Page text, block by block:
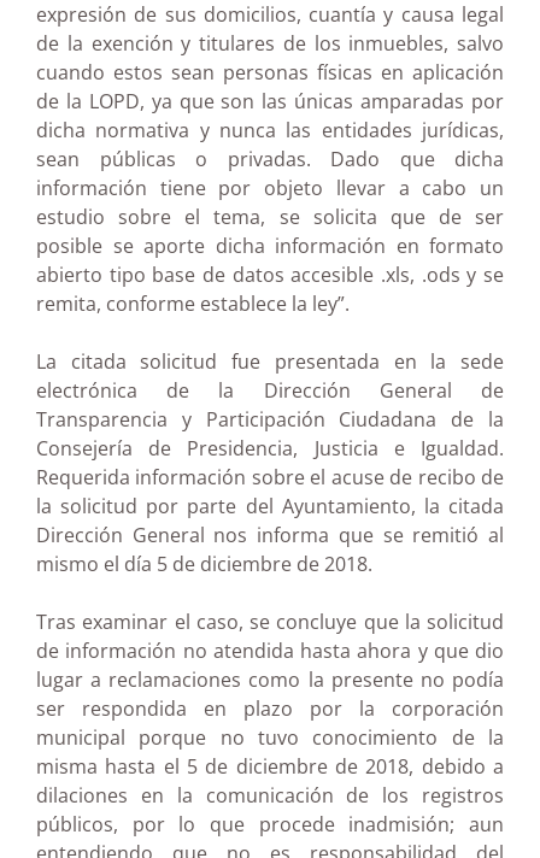
expresión de sus domicilios, cuantía y causa legal
de la exención y titulares de los inmuebles, salvo
cuando estos sean personas físicas en aplicación
de la LOPD, ya que son las únicas amparadas por
dicha normativa y nunca las entidades jurídicas,
sean públicas o privadas. Dado que dicha
información tiene por objeto llevar a cabo un
estudio sobre el tema, se solicita que de ser
posible se aporte dicha información en formato
abierto tipo base de datos accesible .xls, .ods y se
remita, conforme establece la ley”.
La citada solicitud fue presentada en la sede
electrónica de la Dirección General de
Transparencia y Participación Ciudadana de la
Consejería de Presidencia, Justicia e Igualdad.
Requerida información sobre el acuse de recibo de
la solicitud por parte del Ayuntamiento, la citada
Dirección General nos informa que se remitió al
mismo el día 5 de diciembre de 2018.
Tras examinar el caso, se concluye que la solicitud
de información no atendida hasta ahora y que dio
lugar a reclamaciones como la presente no podía
ser respondida en plazo por la corporación
municipal porque no tuvo conocimiento de la
misma hasta el 5 de diciembre de 2018, debido a
dilaciones en la comunicación de los registros
públicos, por lo que procede inadmisión; aun